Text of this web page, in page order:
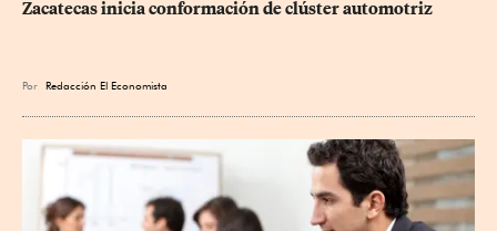
Zacatecas inicia conformación de clúster automotriz
Por Redacción El Economista